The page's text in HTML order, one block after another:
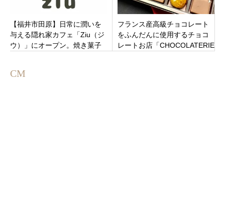
【福井市田原】日常に潤いを
与える隠れ家カフェ「Ziu（ジ
ウ）」にオープン。焼き菓子
フランス産高級チョコレート
をふんだんに使用するチョコ
レートお店「CHOCOLATERIE
CM